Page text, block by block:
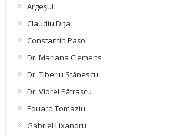
Argeşul
Claudiu Diţa
Constantin Pașol
Dr. Mariana Clemens
Dr. Tiberiu Stănescu
Dr. Viorel Pătraşcu
Eduard Tomaziu
Gabriel Lixandru